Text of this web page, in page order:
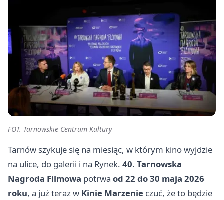
FOT. Tarnowskie Centrum Kultury
Tarnów szykuje się na miesiąc, w którym kino wyjdzie
na ulice, do galerii i na Rynek. 40. Tarnowska
Nagroda Filmowa potrwa od 22 do 30 maja 2026
roku, a już teraz w Kinie Marzenie czuć, że to będzie